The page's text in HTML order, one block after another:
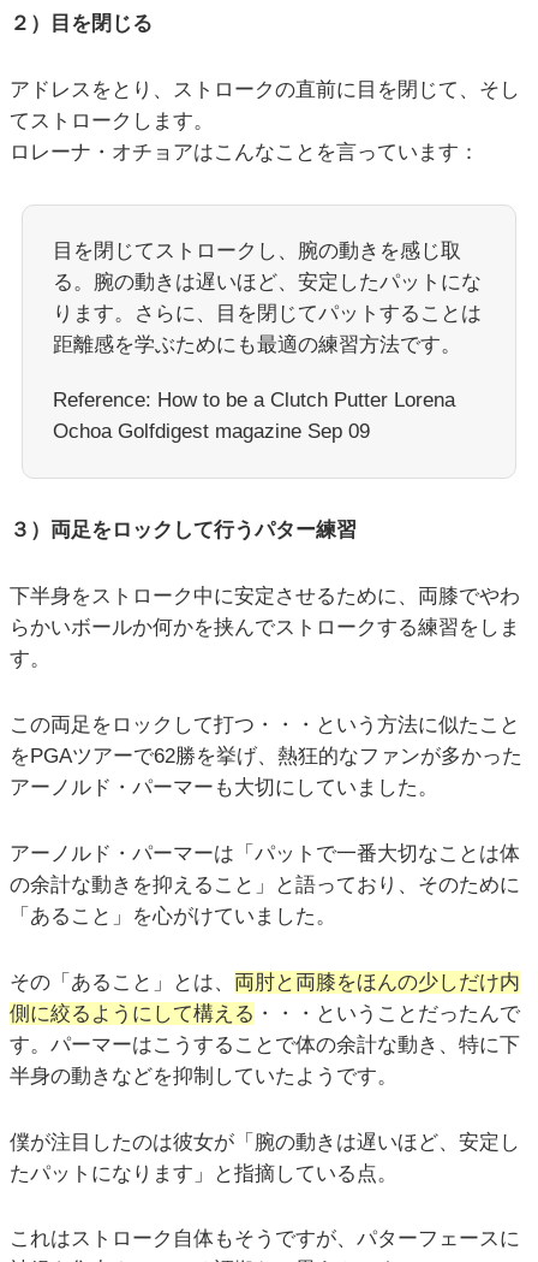
２）目を閉じる
アドレスをとり、ストロークの直前に目を閉じて、そし
てストロークします。
ロレーナ・オチョアはこんなことを言っています：
目を閉じてストロークし、腕の動きを感じ取
る。腕の動きは遅いほど、安定したパットにな
ります。さらに、目を閉じてパットすることは
距離感を学ぶためにも最適の練習方法です。
Reference: How to be a Clutch Putter Lorena
Ochoa Golfdigest magazine Sep 09
３）両足をロックして行うパター練習
下半身をストローク中に安定させるために、両膝でやわ
らかいボールか何かを挟んでストロークする練習をしま
す。
この両足をロックして打つ・・・という方法に似たこと
をPGAツアーで62勝を挙げ、熱狂的なファンが多かった
アーノルド・パーマーも大切にしていました。
アーノルド・パーマーは「パットで一番大切なことは体
の余計な動きを抑えること」と語っており、そのために
「あること」を心がけていました。
その「あること」とは、 両肘と両膝をほんの少しだけ内
側に絞るようにして構える ・・・ということだったんで
す。パーマーはこうすることで体の余計な動き、特に下
半身の動きなどを抑制していたようです。
僕が注目したのは彼女が「腕の動きは遅いほど、安定し
たパットになります」と指摘している点。
これはストローク自体もそうですが、パターフェースに